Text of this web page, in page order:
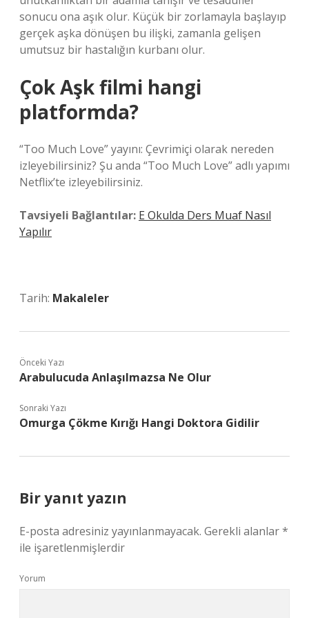
sonucu ona aşık olur. Küçük bir zorlamayla başlayıp
gerçek aşka dönüşen bu ilişki, zamanla gelişen
umutsuz bir hastalığın kurbanı olur.
Çok Aşk filmi hangi
platformda?
“Too Much Love” yayını: Çevrimiçi olarak nereden
izleyebilirsiniz? Şu anda “Too Much Love” adlı yapımı
Netflix’te izleyebilirsiniz.
Tavsiyeli Bağlantılar: E Okulda Ders Muaf Nasıl
Yapılır
Tarih: Makaleler
Önceki Yazı
Arabulucuda Anlaşılmazsa Ne Olur
Sonraki Yazı
Omurga Çökme Kırığı Hangi Doktora Gidilir
Bir yanıt yazın
E-posta adresiniz yayınlanmayacak. Gerekli alanlar*
ile işaretlenmişlerdir
Yorum